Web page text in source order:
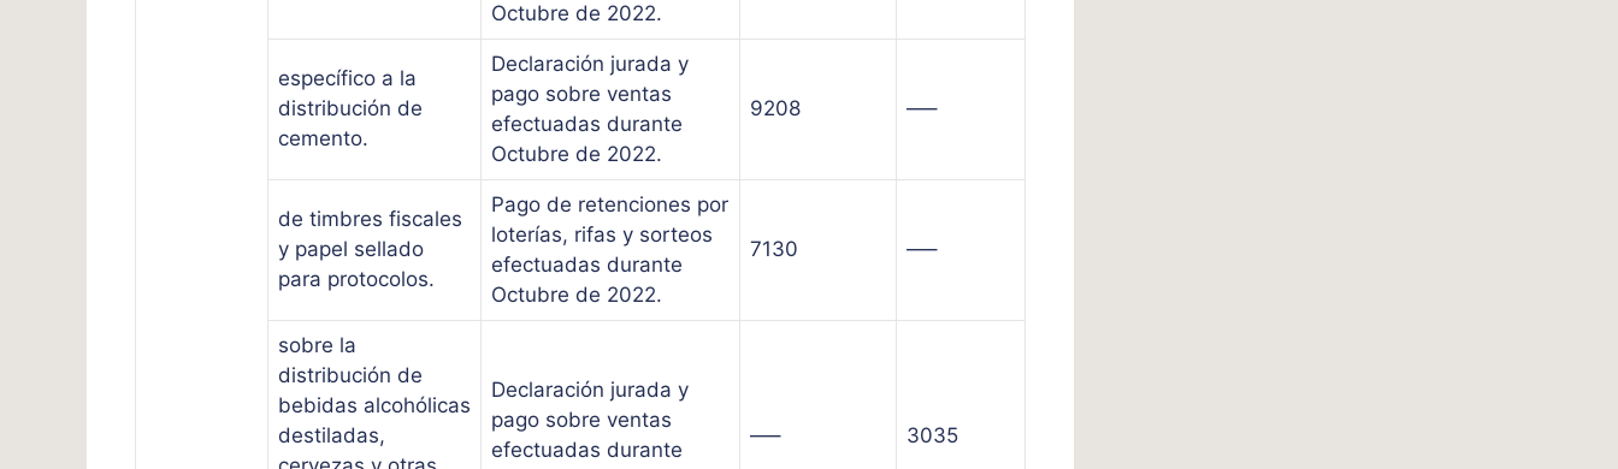
Octubre de 2022.
específico a la
distribución de
cemento.
Declaración jurada y
pago sobre ventas
efectuadas durante
Octubre de 2022.
9208 —–
de timbres fiscales
y papel sellado
para protocolos.
Pago de retenciones por
loterías, rifas y sorteos
efectuadas durante
Octubre de 2022.
7130 —–
sobre la
distribución de
bebidas alcohólicas
destiladas,
Declaración jurada y
pago sobre ventas
efectuadas durante
—– 3035